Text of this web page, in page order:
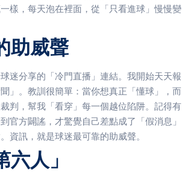
樣，每天泡在裡面，從「只看進球」慢慢變
助威聲
迷分享的「冷門直播」連結。我開始天天報
」。教訓很簡單：當你想真正「懂球」，而
判，幫我「看穿」每一個越位陷阱。記得有
官方闢謠，才驚覺自己差點成了「假消息」
資訊，就是球迷最可靠的助威聲。
人」